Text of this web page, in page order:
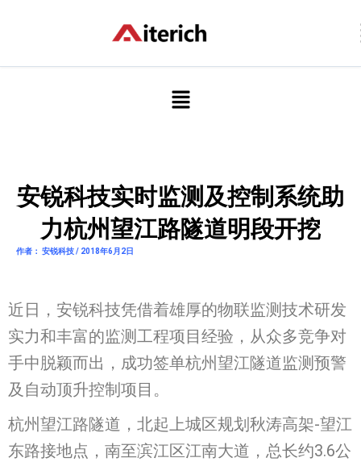
容
菜
单
安锐科技实时监测及控制系统助
力杭州望江路隧道明段开挖
作者： 安锐科技 / 2018年6月2日
近日，安锐科技凭借着雄厚的物联监测技术研发
实力和丰富的监测工程项目经验，从众多竞争对
手中脱颖而出，成功签单杭州望江隧道监测预警
及自动顶升控制项目。
杭州望江路隧道，北起上城区规划秋涛高架-望江
东路接地点，南至滨江区江南大道，总长约3.6公